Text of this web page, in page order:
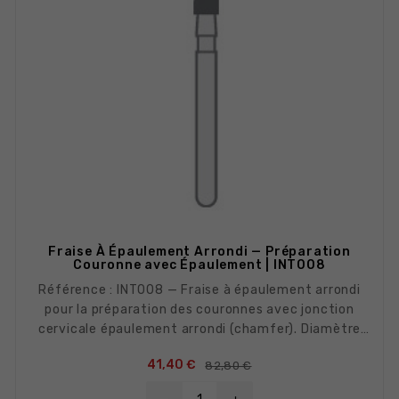
Fraise À Épaulement Arrondi — Préparation
Couronne avec Épaulement | INT008
Référence : INT008 — Fraise à épaulement arrondi
pour la préparation des couronnes avec jonction
cervicale épaulement arrondi (chamfer). Diamètre
concomitante.
41,40 € 82,80 €Prix de base
Prix